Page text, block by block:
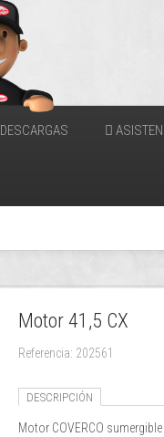
DESCARGAS
Motor 41,5 CX
Referencia: 202561
DESCRIPCIÓN
Motor COVERCO